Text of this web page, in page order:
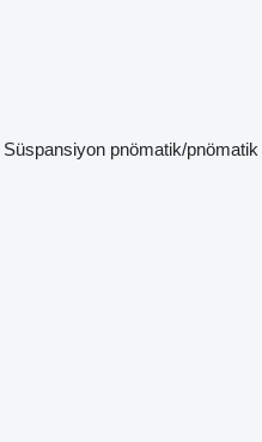
Süspansiyon pnömatik/pnömatik